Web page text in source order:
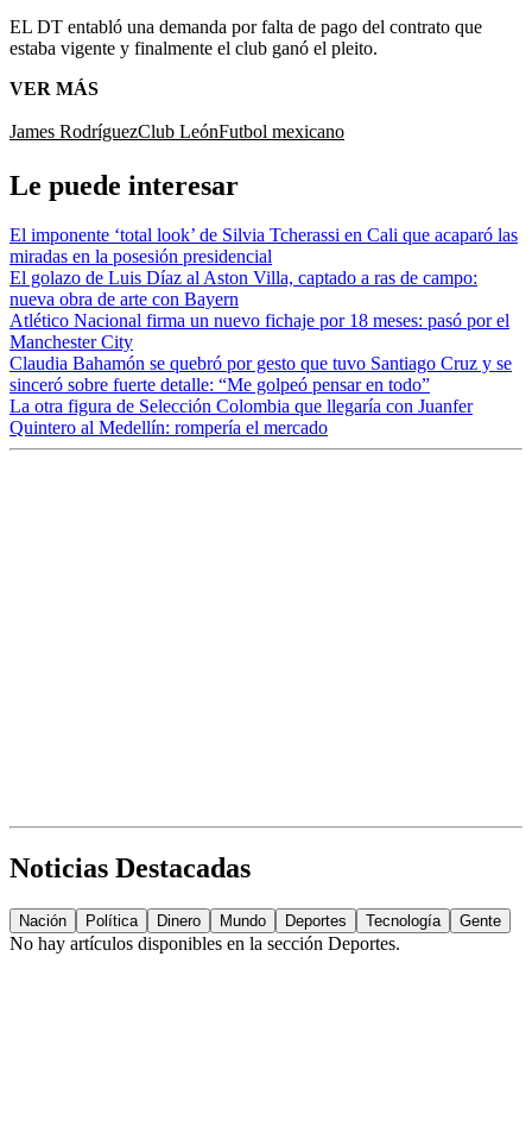
EL DT entabló una demanda por falta de pago del contrato que
estaba vigente y finalmente el club ganó el pleito.
VER MÁS
James RodríguezClub LeónFutbol mexicano
Le puede interesar
El imponente ‘total look’ de Silvia Tcherassi en Cali que acaparó las
miradas en la posesión presidencial
El golazo de Luis Díaz al Aston Villa, captado a ras de campo:
nueva obra de arte con Bayern
Atlético Nacional firma un nuevo fichaje por 18 meses: pasó por el
Manchester City
Claudia Bahamón se quebró por gesto que tuvo Santiago Cruz y se
sinceró sobre fuerte detalle: “Me golpeó pensar en todo”
La otra figura de Selección Colombia que llegaría con Juanfer
Quintero al Medellín: rompería el mercado
Noticias Destacadas
Nación Política Dinero Mundo Deportes Tecnología Gente
No hay artículos disponibles en la sección Deportes.